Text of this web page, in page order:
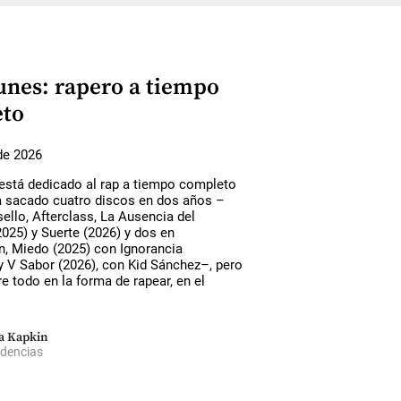
rapero a tiempo
2026
dedicado al rap a tiempo completo
sacado cuatro discos en dos años –
Afterclass, La Ausencia del
y Suerte (2026) y dos en
Miedo (2025) con Ignorancia
V Sabor (2026), con Kid Sánchez–, pero
todo en la forma de rapear, en el
Kapkin